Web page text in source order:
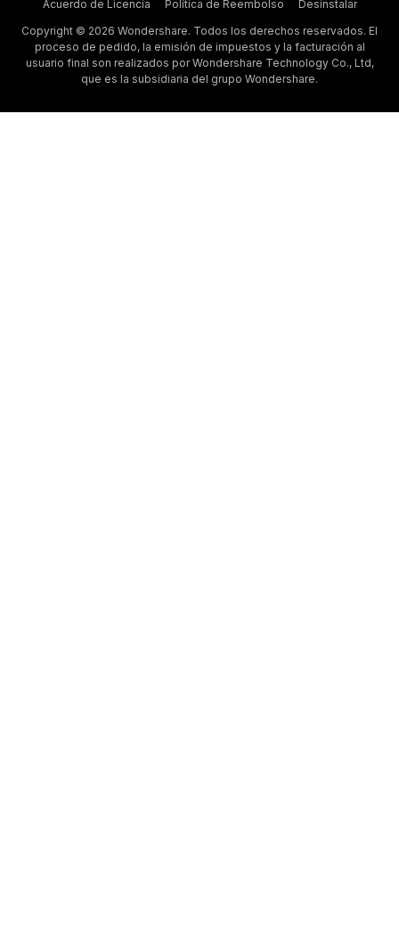
Acuerdo de Licencia
Política de Reembolso
Desinstalar
Copyright © 2026 Wondershare. Todos los derechos reservados. El
proceso de pedido, la emisión de impuestos y la facturación al
usuario final son realizados por Wondershare Technology Co., Ltd,
que es la subsidiaria del grupo Wondershare.